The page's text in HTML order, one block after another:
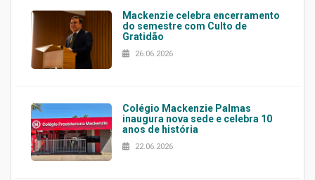
Mackenzie celebra encerramento
do semestre com Culto de
Gratidão
26.06.2026
Colégio Mackenzie Palmas
inaugura nova sede e celebra 10
anos de história
22.06.2026